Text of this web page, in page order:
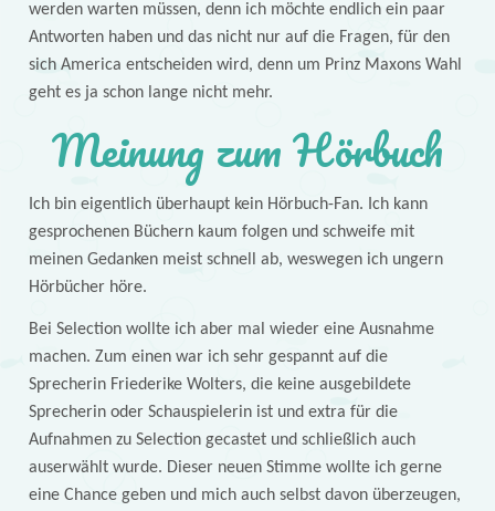
werden warten müssen, denn ich möchte endlich ein paar
Antworten haben und das nicht nur auf die Fragen, für den
sich America entscheiden wird, denn um Prinz Maxons Wahl
geht es ja schon lange nicht mehr.
Meinung zum Hörbuch
Ich bin eigentlich überhaupt kein Hörbuch-Fan. Ich kann
gesprochenen Büchern kaum folgen und schweife mit
meinen Gedanken meist schnell ab, weswegen ich ungern
Hörbücher höre.
Bei Selection wollte ich aber mal wieder eine Ausnahme
machen. Zum einen war ich sehr gespannt auf die
Sprecherin Friederike Wolters, die keine ausgebildete
Sprecherin oder Schauspielerin ist und extra für die
Aufnahmen zu Selection gecastet und schließlich auch
auserwählt wurde. Dieser neuen Stimme wollte ich gerne
eine Chance geben und mich auch selbst davon überzeugen,